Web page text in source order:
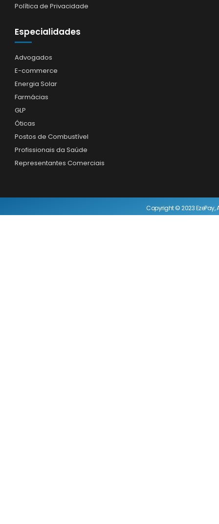
Política de Privacidade
Especialidades
Advogados
E-commerce
Energia Solar
Farmácias
GLP
Óticas
Postos de Combustível
Profissionais da Saúde
Representantes Comerciais
Copyright © 2023 EzePay,